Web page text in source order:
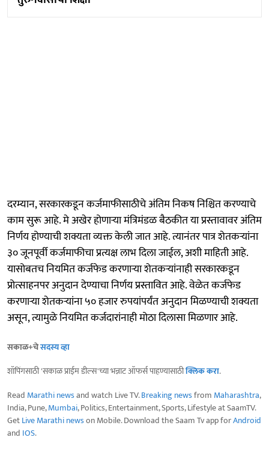
दरम्यान, सरकारकडून कर्जमाफीसाठीचे अंतिम निकष निश्चित करण्याचे
काम सुरू आहे. मे अखेर होणाऱ्या मंत्रिमंडळ बैठकीत या प्रस्तावावर अंतिम
निर्णय होण्याची शक्यता व्यक्त केली जात आहे. त्यानंतर पात्र शेतकऱ्यांना
३० जूनपूर्वी कर्जमाफीचा प्रत्यक्ष लाभ दिला जाईल, अशी माहिती आहे.
यासोबतच नियमित कर्जफेड करणाऱ्या शेतकऱ्यांनाही सरकारकडून
प्रोत्साहनपर अनुदान देण्याचा निर्णय प्रस्तावित आहे. वेळेत कर्जफेड
करणाऱ्या शेतकऱ्यांना ५० हजार रुपयांपर्यंत अनुदान मिळण्याची शक्यता
असून, त्यामुळे नियमित कर्जदारांनाही मोठा दिलासा मिळणार आहे.
सकाळ+चेसदस्य व्हा
शॉपिंगसाठी 'सकाळ प्राईम डील्स'च्या भन्नाट ऑफर्स पाहण्यासाठीक्लिक करा.
Read Marathi newsand watch Live TV.Breaking newsfrom Maharashtra,
India, Pune,Mumbai, Politics, Entertainment, Sports, Lifestyle at SaamTV.
GetLive Marathi newson Mobile. Download the Saam Tv app forAndroid
and IOS.